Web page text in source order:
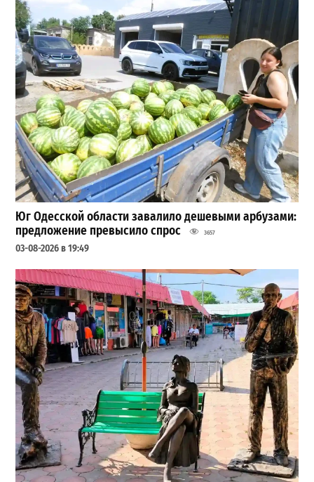
Юг Одесской области завалило дешевыми арбузами:
предложение превысило спрос
3657
03-08-2026 в 19:49